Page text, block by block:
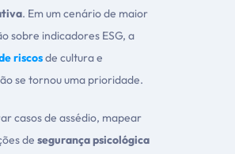
. Em um cenário de maior
sobre indicadores ESG, a
riscosde cultura e
se tornou uma prioridade.
casos de assédio, mapear
desegurança psicológica